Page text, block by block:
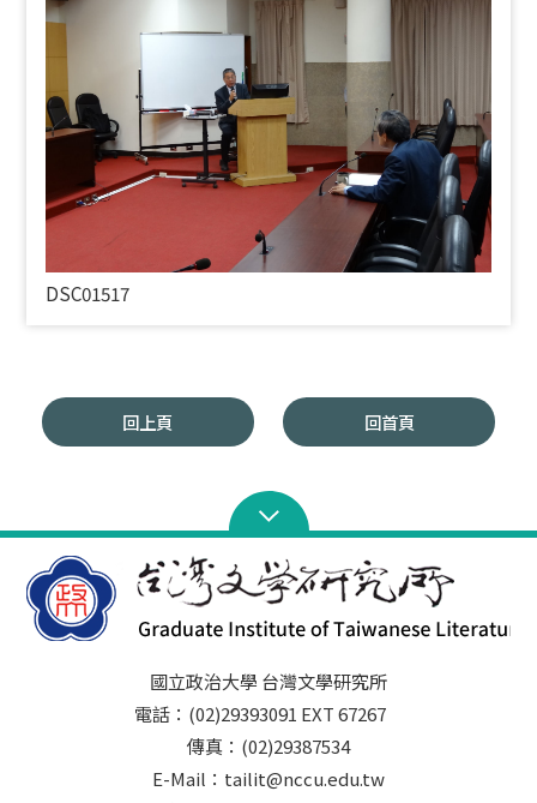
DSC01517
回上頁 回首頁
國立政治大學 台灣文學研究所
電話：(02)29393091 EXT 67267
傳真：(02)29387534
E-Mail：tailit@nccu.edu.tw